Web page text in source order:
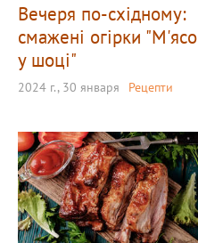
Вечеря по-східному:
смажені огірки "М'ясо
у шоці"
2024 г., 30 января Рецепти